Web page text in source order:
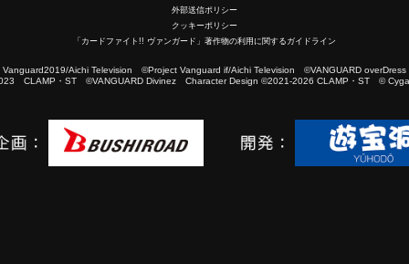
外部送信ポリシー
クッキーポリシー
「カードファイト!! ヴァンガード」著作物の利用に関するガイドライン
Aichi Television ©Project Vanguard if/Aichi Television ©VANGUARD
CLAMP・ST ©VANGUARD Divinez Character Design ©2021-2026 CLAMP・ST ©